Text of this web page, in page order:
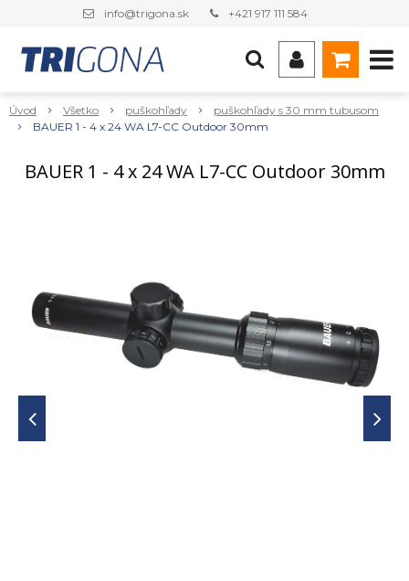
info@trigona.sk +421 917 111 584
Úvod Všetko puškohľady
puškohľady s 30 mm tubusom
BAUER 1 - 4 x 24 WA L7-CC Outdoor 30mm
BAUER 1 - 4 x 24 WA L7-CC Outdoor 30mm